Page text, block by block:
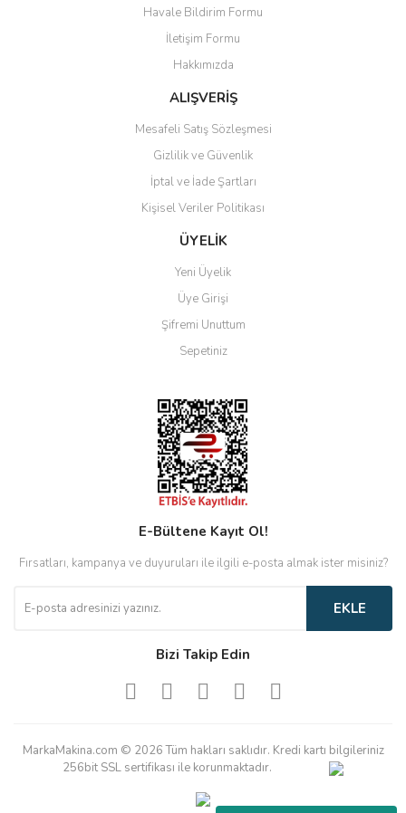
Ürün açıklamasında eksik bilgiler bulunuyor.
Ürün bilgilerinde hatalar bulunuyor.
Ürün fiyatı diğer sitelerden daha pahalı.
Bu ürüne benzer farklı alternatifler olmalı.
Gönder
Havale Bildirim Formu
İletişim Formu
Hakkımızda
ALIŞVERİŞ
Mesafeli Satış Sözleşmesi
Gizlilik ve Güvenlik
İptal ve İade Şartları
Kişisel Veriler Politikası
ÜYELİK
Yeni Üyelik
Üye Girişi
Şifremi Unuttum
Sepetiniz
E-Bültene Kayıt Ol!
Fırsatları, kampanya ve duyuruları ile ilgili e-posta almak ister misiniz?
EKLE
Bizi Takip Edin
MarkaMakina.com © 2026 Tüm hakları saklıdır. Kredi kartı bilgileriniz
256bit SSL sertifikası ile korunmaktadır.